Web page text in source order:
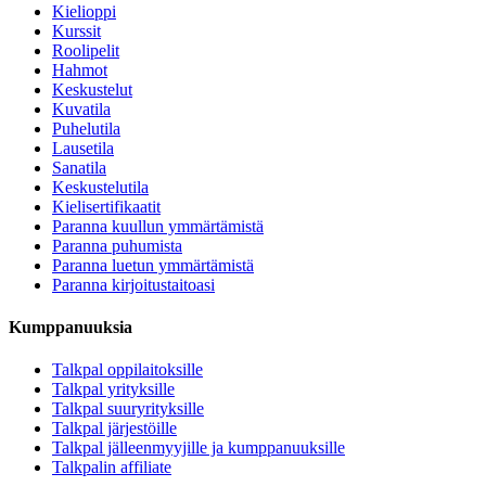
Kielioppi
Kurssit
Roolipelit
Hahmot
Keskustelut
Kuvatila
Puhelutila
Lausetila
Sanatila
Keskustelutila
Kielisertifikaatit
Paranna kuullun ymmärtämistä
Paranna puhumista
Paranna luetun ymmärtämistä
Paranna kirjoitustaitoasi
Kumppanuuksia
Talkpal oppilaitoksille
Talkpal yrityksille
Talkpal suuryrityksille
Talkpal järjestöille
Talkpal jälleenmyyjille ja kumppanuuksille
Talkpalin affiliate